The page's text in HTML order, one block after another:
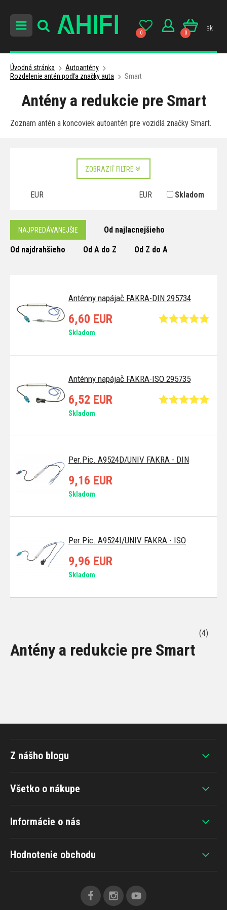
0 0
sk
Úvodná stránka
Autoantény
Rozdelenie antén podľa značky auta
Smart
Antény a redukcie pre Smart
Zoznam antén a koncoviek autoantén pre vozidlá značky Smart.
ZOBRAZIŤ FILTRE
EUR EUR Skladom
NAJPREDÁVANEJŠIE Od najlacnejšieho
Od najdrahšieho Od A do Z Od Z do A
Anténny napájač FAKRA-DIN 295734
6,60 EUR
Skladom
Anténny napájač FAKRA-ISO 295735
6,52 EUR
Skladom
Per.Pic. A9524D/UNIV FAKRA - DIN
9,16 EUR
Skladom
Per.Pic. A9524I/UNIV FAKRA - ISO
9,96 EUR
Skladom
Antény a redukcie pre Smart
(4)
Všetko o nákupe
Informácie o nás
Hodnotenie obchodu
Z nášho blogu